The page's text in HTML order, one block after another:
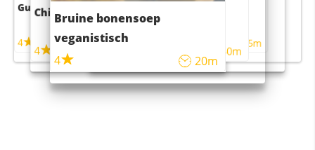
Guacamole
4
Chili con carne
4 45m
Bruine bonensoep
veganistisch
4
20m
Sushi rijstsalade
maaltijdsalade
40m
4 55m